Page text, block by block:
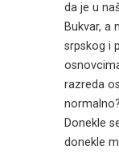
da je u
Bukvar, a
srpskog i
razreda
Donekle
donekle